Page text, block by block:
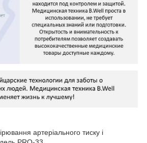
артеріального тиску і